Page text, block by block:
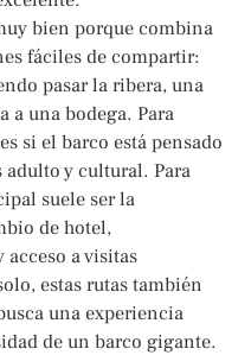
bien porque combina
fáciles de compartir:
pasar la ribera, una
a una bodega. Para
si el barco está pensado
adulto y cultural. Para
suele ser la
de hotel,
a visitas
estas rutas también
una experiencia
de un barco gigante.